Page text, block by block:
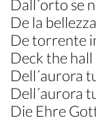
Dall´orto se
De la
De torrente
Deck the hall
Dell´aurora
Dell´aurora
Die Ehre